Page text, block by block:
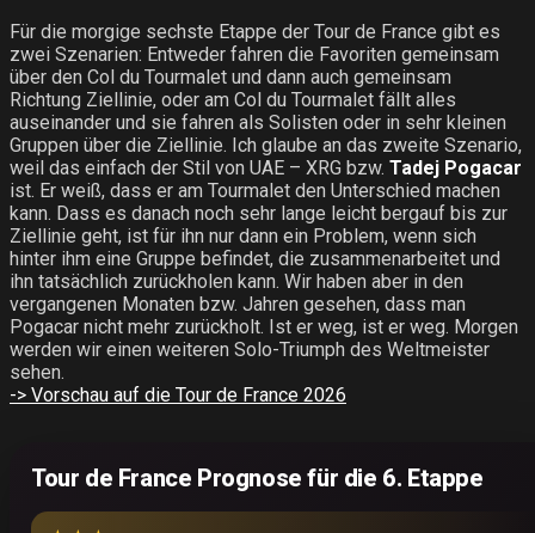
Für die morgige sechste Etappe der Tour de France gibt es
zwei Szenarien: Entweder fahren die Favoriten gemeinsam
über den Col du Tourmalet und dann auch gemeinsam
Richtung Ziellinie, oder am Col du Tourmalet fällt alles
auseinander und sie fahren als Solisten oder in sehr kleinen
Gruppen über die Ziellinie. Ich glaube an das zweite Szenario,
weil das einfach der Stil von UAE – XRG bzw. Tadej Pogacar
ist. Er weiß, dass er am Tourmalet den Unterschied machen
kann. Dass es danach noch sehr lange leicht bergauf bis zur
Ziellinie geht, ist für ihn nur dann ein Problem, wenn sich
hinter ihm eine Gruppe befindet, die zusammenarbeitet und
ihn tatsächlich zurückholen kann. Wir haben aber in den
vergangenen Monaten bzw. Jahren gesehen, dass man
Pogacar nicht mehr zurückholt. Ist er weg, ist er weg. Morgen
werden wir einen weiteren Solo-Triumph des Weltmeister
sehen.
-> Vorschau auf die Tour de France 2026
Tour de France Prognose für die 6. Etappe